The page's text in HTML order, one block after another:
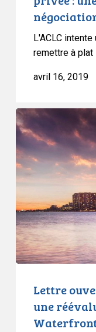
négociations
L'ACLC
remettre à
avril 16, 2019
Lettre
ouverte
de
l’ACLC
:
à
une
réévaluation
du
Lettre
une